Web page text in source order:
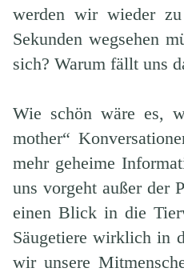
werden wir wieder
Sekunden wegsehen
sich? Warum fällt uns
Wie schön wäre es,
mother“
mehr geheime
uns vorgeht außer der
einen Blick in die
Säugetiere wirklich in
wir unsere